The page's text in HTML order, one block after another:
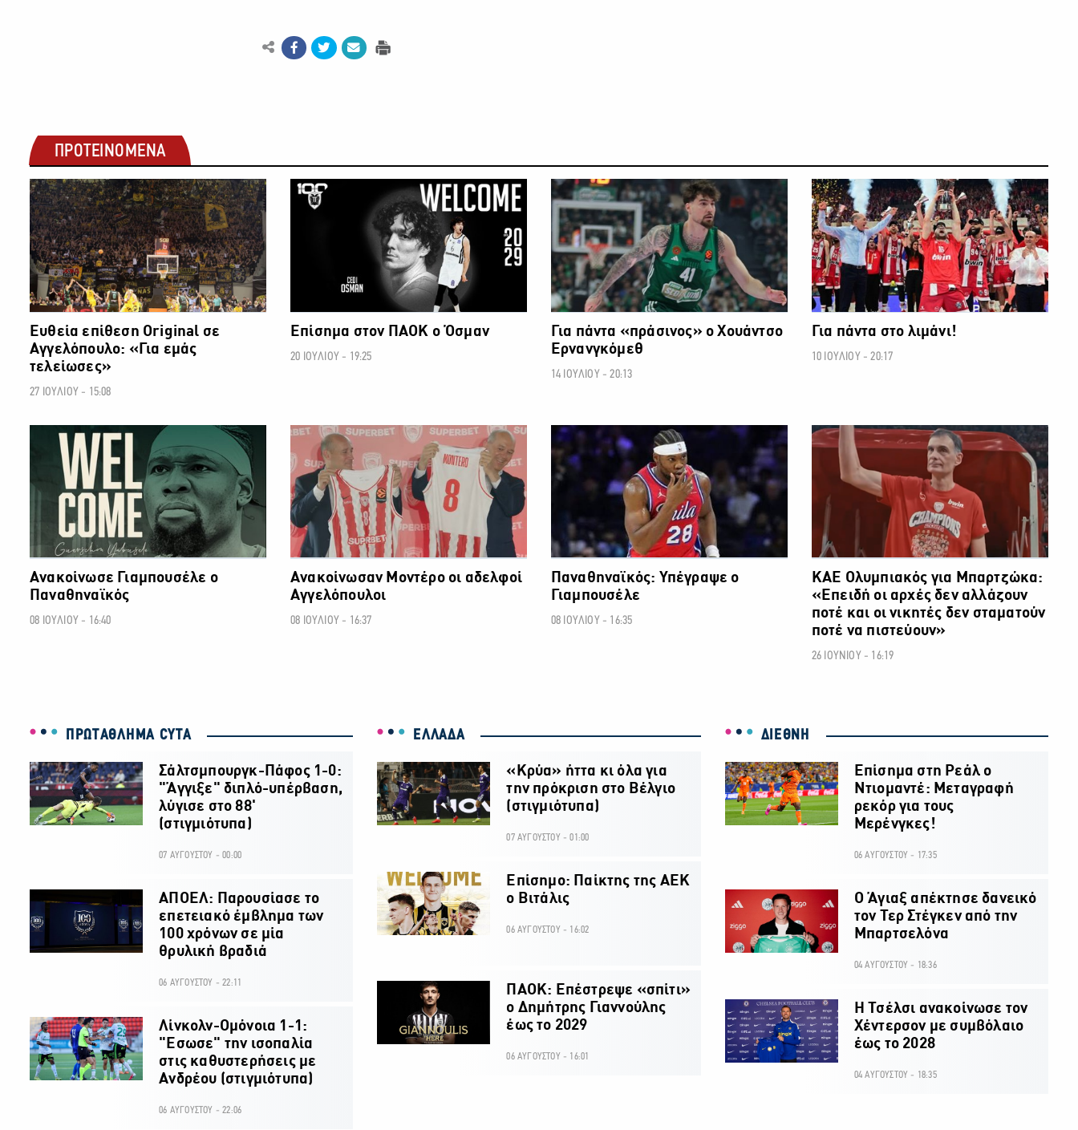
ΠΡΟΤΕΙΝΟΜΕΝΑ
ΜΠΑΣΚΕΤ
Ευθεία επίθεση Original σε
Αγγελόπουλο: «Για εμάς
τελείωσες»
27 ΙΟΥΛΙΟΥ - 15:08
ΜΠΑΣΚΕΤ
Επίσημα στον ΠΑΟΚ ο Όσμαν
20 ΙΟΥΛΙΟΥ - 19:25
ΜΠΑΣΚΕΤ
Για πάντα «πράσινος» ο Χουάντσο
Ερνανγκόμεθ
14 ΙΟΥΛΙΟΥ - 20:13
ΜΠΑΣΚΕΤ
Για πάντα στο λιμάνι!
10 ΙΟΥΛΙΟΥ - 20:17
ΜΠΑΣΚΕΤ
Ανακοίνωσε Γιαμπουσέλε ο
Παναθηναϊκός
08 ΙΟΥΛΙΟΥ - 16:40
ΜΠΑΣΚΕΤ
Ανακοίνωσαν Μοντέρο οι αδελφοί
Αγγελόπουλοι
08 ΙΟΥΛΙΟΥ - 16:37
ΜΠΑΣΚΕΤ
Παναθηναϊκός: Υπέγραψε ο
Γιαμπουσέλε
08 ΙΟΥΛΙΟΥ - 16:35
ΜΠΑΣΚΕΤ
ΚΑΕ Ολυμπιακός για Μπαρτζώκα:
«Επειδή οι αρχές δεν αλλάζουν
ποτέ και οι νικητές δεν σταματούν
ποτέ να πιστεύουν»
26 ΙΟΥΝΙΟΥ - 16:19
ΠΡΩΤΑΘΛΗΜΑ CYTA
Σάλτσμπουργκ-Πάφος 1-0:
"Άγγιξε" διπλό-υπέρβαση,
λύγισε στο 88'
(στιγμιότυπα)
07 ΑΥΓΟΥΣΤΟΥ - 00:00
ΑΠΟΕΛ: Παρουσίασε το
επετειακό έμβλημα των
100 χρόνων σε μία
θρυλική βραδιά
06 ΑΥΓΟΥΣΤΟΥ - 22:11
Λίνκολν-Ομόνοια 1-1:
"Εσωσε" την ισοπαλία
στις καθυστερήσεις με
Ανδρέου (στιγμιότυπα)
06 ΑΥΓΟΥΣΤΟΥ - 22:06
ΕΛΛΑΔΑ
«Κρύα» ήττα κι όλα για
την πρόκριση στο Βέλγιο
(στιγμιότυπα)
07 ΑΥΓΟΥΣΤΟΥ - 01:00
Επίσημο: Παίκτης της ΑΕΚ
ο Βιτάλις
06 ΑΥΓΟΥΣΤΟΥ - 16:02
ΠΑΟΚ: Επέστρεψε «σπίτι»
ο Δημήτρης Γιαννούλης
έως το 2029
06 ΑΥΓΟΥΣΤΟΥ - 16:01
ΔΙΕΘΝΗ
Επίσημα στη Ρεάλ ο
Ντιομαντέ: Μεταγραφή
ρεκόρ για τους
Μερένγκες!
06 ΑΥΓΟΥΣΤΟΥ - 17:35
Ο Άγιαξ απέκτησε δανεικό
τον Τερ Στέγκεν από την
Μπαρτσελόνα
04 ΑΥΓΟΥΣΤΟΥ - 18:36
H Τσέλσι ανακοίνωσε τον
Χέντερσον με συμβόλαιο
έως το 2028
04 ΑΥΓΟΥΣΤΟΥ - 18:35